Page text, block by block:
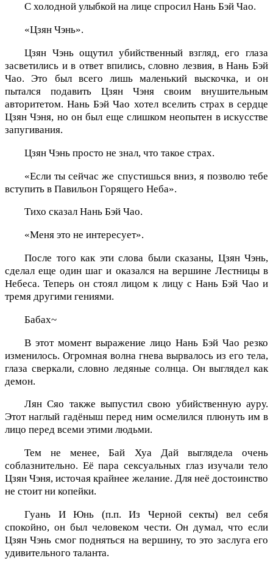
С холодной улыбкой на лице спросил Нань Бэй Чао.
«Цзян Чэнь».
Цзян Чэнь ощутил убийственный взгляд, его глаза
засветились и в ответ впились, словно лезвия, в Нань Бэй
Чао. Это был всего лишь маленький выскочка, и он
пытался подавить Цзян Чэня своим внушительным
авторитетом. Нань Бэй Чао хотел вселить страх в сердце
Цзян Чэня, но он был еще слишком неопытен в искусстве
запугивания.
Цзян Чэнь просто не знал, что такое страх.
«Если ты сейчас же спустишься вниз, я позволю тебе
вступить в Павильон Горящего Неба».
Тихо сказал Нань Бэй Чао.
«Меня это не интересует».
После того как эти слова были сказаны, Цзян Чэнь,
сделал еще один шаг и оказался на вершине Лестницы в
Небеса. Теперь он стоял лицом к лицу с Нань Бэй Чао и
тремя другими гениями.
Бабах~
В этот момент выражение лицо Нань Бэй Чао резко
изменилось. Огромная волна гнева вырвалось из его тела,
глаза сверкали, словно ледяные солнца. Он выглядел как
демон.
Лян Сяо также выпустил свою убийственную ауру.
Этот наглый гадёныш перед ним осмелился плюнуть им в
лицо перед всеми этими людьми.
Тем не менее, Бай Хуа Дай выглядела очень
соблазнительно. Её пара сексуальных глаз изучали тело
Цзян Чэня, источая крайнее желание. Для неё достоинство
не стоит ни копейки.
Гуань И Юнь (п.п. Из Черной секты) вел себя
спокойно, он был человеком чести. Он думал, что если
Цзян Чэнь смог подняться на вершину, то это заслуга его
удивительного таланта.